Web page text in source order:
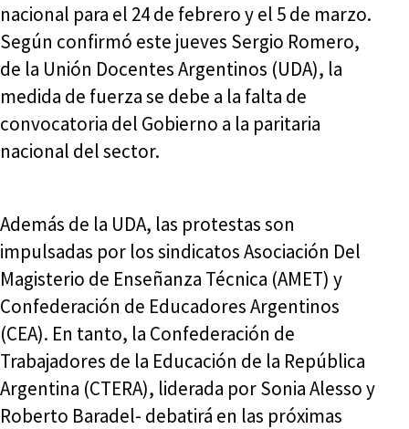
nacional para el 24 de febrero y el 5 de marzo.
Según confirmó este jueves Sergio Romero,
de la Unión Docentes Argentinos (UDA), la
medida de fuerza se debe a la falta de
convocatoria del Gobierno a la paritaria
nacional del sector.
Además de la UDA, las protestas son
impulsadas por los sindicatos Asociación Del
Magisterio de Enseñanza Técnica (AMET) y
Confederación de Educadores Argentinos
(CEA). En tanto, la Confederación de
Trabajadores de la Educación de la República
Argentina (CTERA), liderada por Sonia Alesso y
Roberto Baradel- debatirá en las próximas